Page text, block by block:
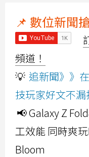
📌 數位新聞
頻道！
💡 追新聞》》
技玩家好文不漏
📢 Galaxy Z
工效能 同時爽
Bloom